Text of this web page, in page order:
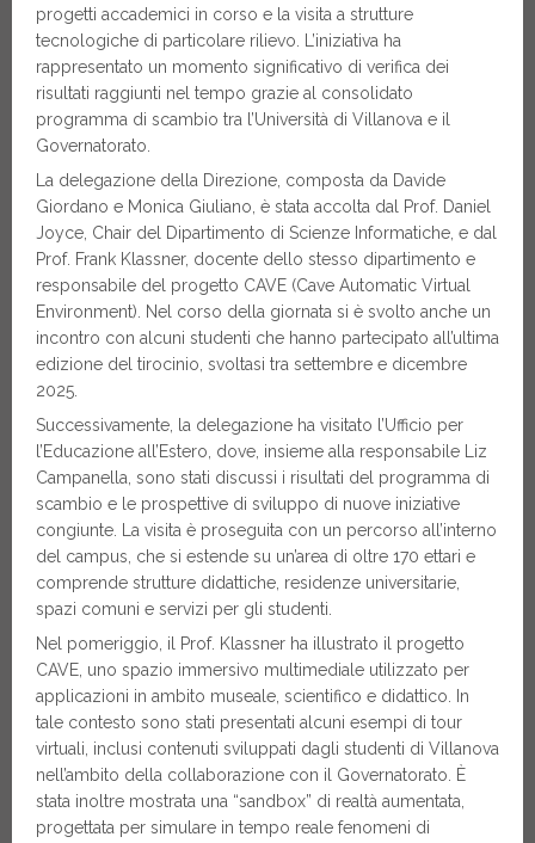
progetti accademici in corso e la visita a strutture
tecnologiche di particolare rilievo. L’iniziativa ha
rappresentato un momento significativo di verifica dei
risultati raggiunti nel tempo grazie al consolidato
programma di scambio tra l’Università di Villanova e il
Governatorato.
La delegazione della Direzione, composta da Davide
Giordano e Monica Giuliano, è stata accolta dal Prof. Daniel
Joyce, Chair del Dipartimento di Scienze Informatiche, e dal
Prof. Frank Klassner, docente dello stesso dipartimento e
responsabile del progetto CAVE (Cave Automatic Virtual
Environment). Nel corso della giornata si è svolto anche un
incontro con alcuni studenti che hanno partecipato all’ultima
edizione del tirocinio, svoltasi tra settembre e dicembre
2025.
Successivamente, la delegazione ha visitato l’Ufficio per
l’Educazione all’Estero, dove, insieme alla responsabile Liz
Campanella, sono stati discussi i risultati del programma di
scambio e le prospettive di sviluppo di nuove iniziative
congiunte. La visita è proseguita con un percorso all’interno
del campus, che si estende su un’area di oltre 170 ettari e
comprende strutture didattiche, residenze universitarie,
spazi comuni e servizi per gli studenti.
Nel pomeriggio, il Prof. Klassner ha illustrato il progetto
CAVE, uno spazio immersivo multimediale utilizzato per
applicazioni in ambito museale, scientifico e didattico. In
tale contesto sono stati presentati alcuni esempi di tour
virtuali, inclusi contenuti sviluppati dagli studenti di Villanova
nell’ambito della collaborazione con il Governatorato. È
stata inoltre mostrata una “sandbox” di realtà aumentata,
progettata per simulare in tempo reale fenomeni di